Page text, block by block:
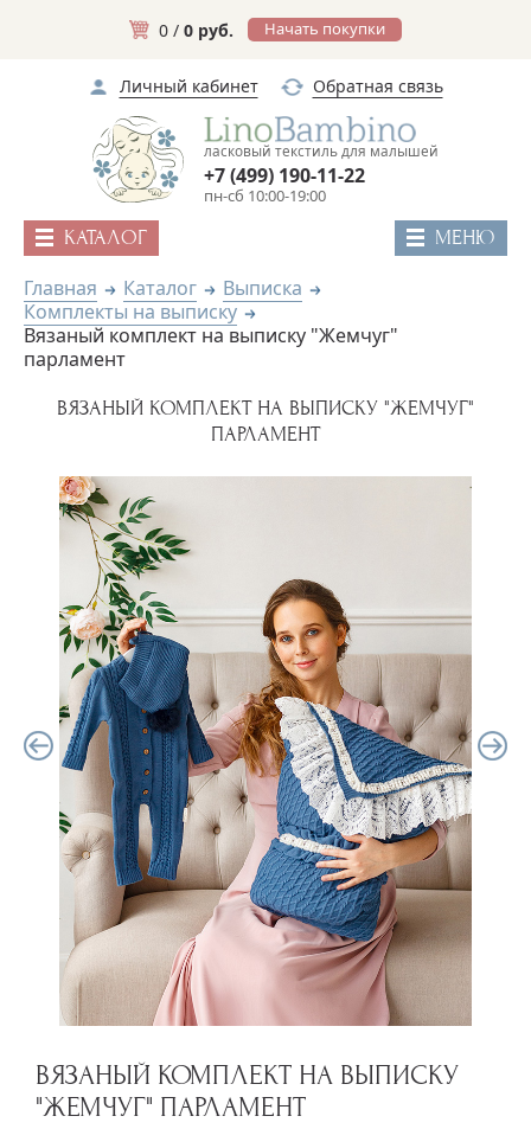
0 / 0 руб. Начать покупки
Личный кабинет Обратная связь
ласковый текстиль для малышей
пн-сб 10:00-19:00
+7 (499) 190-11-22
КАТАЛОГ МЕНЮ
Главная Каталог
Выписка
Комплекты на выписку
Вязаный комплект на выписку "Жемчуг"
парламент
ВЯЗАНЫЙ КОМПЛЕКТ НА ВЫПИСКУ "ЖЕМЧУГ"
ПАРЛАМЕНТ
ВЯЗАНЫЙ КОМПЛЕКТ НА ВЫПИСКУ
"ЖЕМЧУГ" ПАРЛАМЕНТ